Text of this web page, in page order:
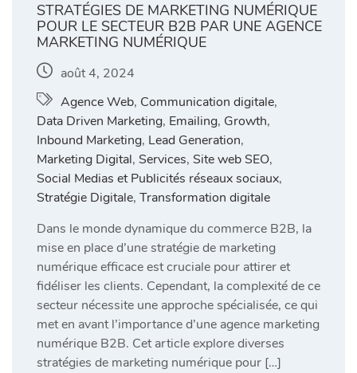
STRATÉGIES DE MARKETING NUMÉRIQUE
POUR LE SECTEUR B2B PAR UNE AGENCE
MARKETING NUMÉRIQUE
août 4, 2024
Agence Web, Communication digitale,
Data Driven Marketing, Emailing, Growth,
Inbound Marketing, Lead Generation,
Marketing Digital, Services, Site web SEO,
Social Medias et Publicités réseaux sociaux,
Stratégie Digitale, Transformation digitale
Dans le monde dynamique du commerce B2B, la
mise en place d’une stratégie de marketing
numérique efficace est cruciale pour attirer et
fidéliser les clients. Cependant, la complexité de ce
secteur nécessite une approche spécialisée, ce qui
met en avant l’importance d’une agence marketing
numérique B2B. Cet article explore diverses
stratégies de marketing numérique pour […]